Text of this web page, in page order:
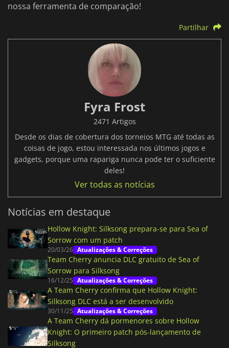
nossa ferramenta de comparação!
Partilhar
Fyra Frost
2471 Artigos
Desde os dias de cobertura dos torneios MTG até todas as
coisas de jogo, estou interessada nos últimos jogos e
gadgets, porque uma rapariga nunca pode ter o suficiente
deles!
Ver todas as notícias
Notícias em destaque
Hollow Knight: Silksong prepara-se para Sea of
Sorrow com um patch
20/03/26 Atualizações & Correções
Team Cherry anuncia DLC gratuito de Sea of
Sorrow para Silksong
16/12/25 Atualizações & Correções
A Team Cherry confirma que Hollow Knight:
Silksong DLC está a ser desenvolvido
30/11/25 Atualizações & Correções
A Team Cherry dá pormenores sobre Hollow
Knight: O primeiro patch pós-lançamento de
Silksong